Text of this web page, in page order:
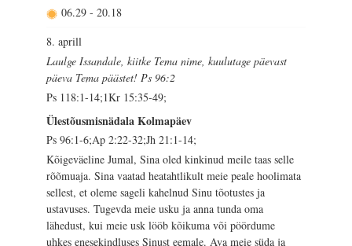
06.29 - 20.18
8. aprill
Laulge Issandale, kiitke Tema nime, kuulutage päevast
päeva Tema päästet! Ps 96:2
Ps 118:1-14;1Kr 15:35-49;
Ülestõusmisnädala Kolmapäev
Ps 96:1-6;Ap 2:22-32;Jh 21:1-14;
Kõigeväeline Jumal, Sina oled kinkinud meile taas selle
rõõmuaja. Sina vaatad heatahtlikult meie peale hoolimata
sellest, et oleme sageli kahelnud Sinu tõotustes ja
ustavuses. Tugevda meie usku ja anna tunda oma
lähedust, kui meie usk lööb kõikuma või pöördume
uhkes enesekindluses Sinust eemale. Ava meie süda ja